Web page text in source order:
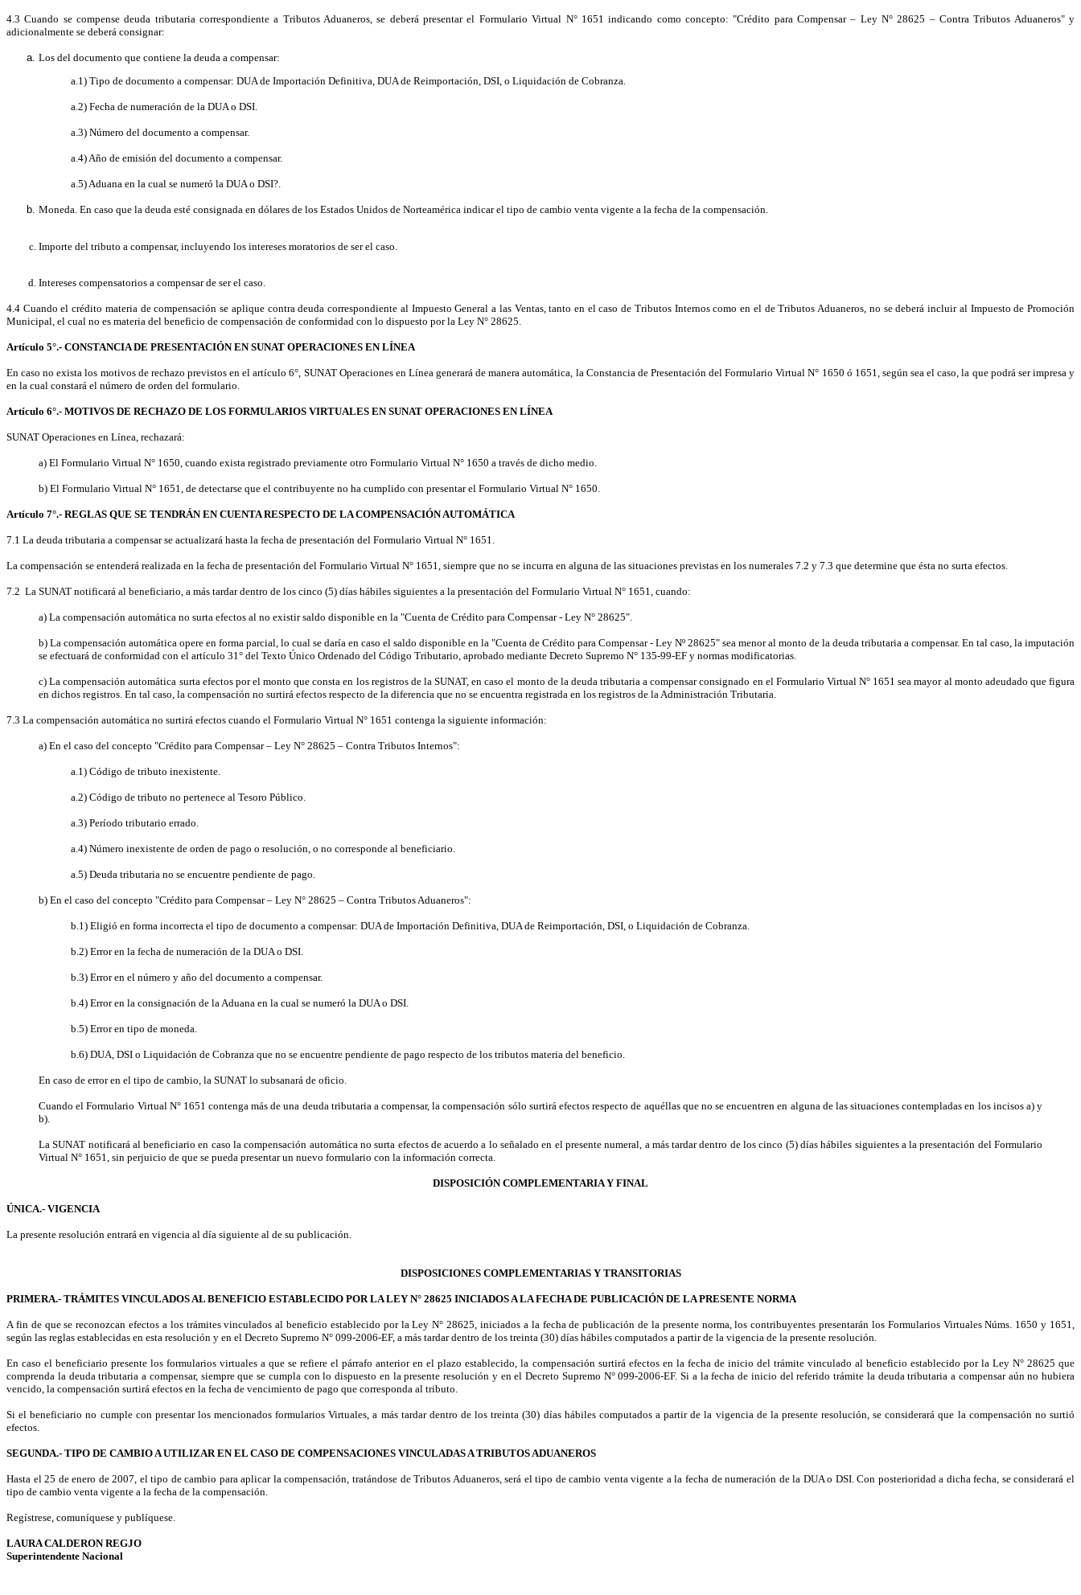
4.3 Cuando se compense deuda tributaria correspondiente a Tributos Aduaneros, se deberá presentar el Formulario Virtual N° 1651 indicando como concepto: "Crédito para Compensar – Ley N° 28625 – Contra Tributos Aduaneros" y
adicionalmente se deberá consignar:
Los del documento que contiene la deuda a compensar:
a.1) Tipo de documento a compensar: DUA de Importación Definitiva, DUA de Reimportación, DSI, o Liquidación de Cobranza.
a.2) Fecha de numeración de la DUA o DSI.
a.3) Número del documento a compensar.
a.4) Año de emisión del documento a compensar.
a.5) Aduana en la cual se numeró la DUA o DSI?.
Moneda. En caso que la deuda esté consignada en dólares de los Estados Unidos de Norteamérica indicar el tipo de cambio venta vigente a la fecha de la compensación.
Importe del tributo a compensar, incluyendo los intereses moratorios de ser el caso.
Intereses compensatorios a compensar de ser el caso.
4.4 Cuando el crédito materia de compensación se aplique contra deuda correspondiente al Impuesto General a las Ventas, tanto en el caso de Tributos Internos como en el de Tributos Aduaneros, no se deberá incluir al Impuesto de Promoción
Municipal, el cual no es materia del beneficio de compensación de conformidad con lo dispuesto por la Ley N° 28625.
Artículo 5°.- CONSTANCIA DE PRESENTACIÓN EN SUNAT OPERACIONES EN LÍNEA
En caso no exista los motivos de rechazo previstos en el artículo 6°, SUNAT Operaciones en Línea generará de manera automática, la Constancia de Presentación del Formulario Virtual N° 1650 ó 1651, según sea el caso, la que podrá ser impresa y
en la cual constará el número de orden del formulario.
Artículo 6°.- MOTIVOS DE RECHAZO DE LOS FORMULARIOS VIRTUALES EN SUNAT OPERACIONES EN LÍNEA
SUNAT Operaciones en Línea, rechazará:
a) El Formulario Virtual N° 1650, cuando exista registrado previamente otro Formulario Virtual N° 1650 a través de dicho medio.
b) El Formulario Virtual N° 1651, de detectarse que el contribuyente no ha cumplido con presentar el Formulario Virtual N° 1650.
Artículo 7°.- REGLAS QUE SE TENDRÁN EN CUENTA RESPECTO DE LA COMPENSACIÓN AUTOMÁTICA
7.1 La deuda tributaria a compensar se actualizará hasta la fecha de presentación del Formulario Virtual N° 1651.
La compensación se entenderá realizada en la fecha de presentación del Formulario Virtual N° 1651, siempre que no se incurra en alguna de las situaciones previstas en los numerales 7.2 y 7.3 que determine que ésta no surta efectos.
7.2 La SUNAT notificará al beneficiario, a más tardardentro de los cinco (5) días hábiles siguientes a la presentación del Formulario Virtual N° 1651, cuando:
a) La compensación automática no surta efectos al no existir saldo disponible en la "Cuenta de Crédito para Compensar - Ley N° 28625".
b) La compensación automática opere en forma parcial, lo cual se daría en caso el saldo disponible en la "Cuenta de Crédito para Compensar - Ley Nº 28625" sea menor al monto de la deuda tributaria a compensar. En tal caso, la imputación
se efectuará de conformidad con el artículo 31° del Texto Único Ordenado del Código Tributario, aprobado mediante Decreto Supremo N° 135-99-EF y normas modificatorias.
c) La compensación automática surta efectos por el monto que consta en los registros de la SUNAT, en caso el monto de la deuda tributaria a compensar consignado en el Formulario Virtual N° 1651 sea mayor al monto adeudado que figura
en dichos registros. En tal caso, la compensación no surtirá efectos respecto de la diferencia que no se encuentra registrada en los registros de la Administración Tributaria.
7.3 La compensación automática no surtirá efectos cuando el Formulario Virtual N° 1651 contenga la siguiente información:
a) En el caso del concepto "Crédito para Compensar – Ley N° 28625 – Contra Tributos Internos":
a.1) Código de tributo inexistente.
a.2) Código de tributo no pertenece al Tesoro Público.
a.3) Período tributario errado.
a.4) Número inexistente de orden de pago o resolución, o no corresponde al beneficiario.
a.5) Deuda tributaria no se encuentre pendiente de pago.
b) En el caso del concepto "Crédito para Compensar – Ley N° 28625 – Contra Tributos Aduaneros":
b.1) Eligió en forma incorrecta el tipo de documento a compensar: DUA de Importación Definitiva, DUA de Reimportación, DSI, o Liquidación de Cobranza.
b.2) Error en la fecha de numeración de la DUA o DSI.
b.3) Error en el número y año del documento a compensar.
b.4) Error en la consignación de la Aduana en la cual se numeró la DUA o DSI.
b.5) Error en tipo de moneda.
b.6) DUA, DSI o Liquidación de Cobranza que no se encuentre pendiente de pago respecto de los tributos materia del beneficio.
En caso de error en el tipo de cambio, la SUNAT lo subsanará de oficio.
Cuando el Formulario Virtual N° 1651 contenga más de una deuda tributaria a compensar, la compensación sólo surtirá efectos respecto de aquéllas que no se encuentren en alguna de las situaciones contempladas en los incisos a) y
b).
La SUNAT notificará al beneficiario en caso la compensación automática no surta efectos de acuerdo a lo señalado en el presente numeral, a más tardar dentro de los cinco (5) días hábiles siguientes a la presentación del Formulario
Virtual N° 1651, sin perjuicio de que se pueda presentar un nuevo formulario con la información correcta.
DISPOSICIÓN COMPLEMENTARIA Y FINAL
ÚNICA.- VIGENCIA
La presente resolución entrará en vigencia al día siguiente al de su publicación.
DISPOSICIONES COMPLEMENTARIAS Y TRANSITORIAS
PRIMERA.- TRÁMITES VINCULADOS AL BENEFICIO ESTABLECIDO POR LA LEY N° 28625 INICIADOS A LA FECHA DE PUBLICACIÓN DE LA PRESENTE NORMA
A fin de que se reconozcan efectos a los trámites vinculados al beneficio establecido por la Ley N° 28625, iniciados a la fecha de publicación de la presente norma, los contribuyentes presentarán los Formularios Virtuales Núms. 1650 y 1651,
según las reglas establecidas en esta resolución y en el Decreto Supremo N° 099-2006-EF, a más tardar dentro de los treinta (30) días hábiles computados a partir de la vigencia de la presente resolución.
En caso el beneficiario presente los formularios virtuales a que se refiere el párrafo anterior en el plazo establecido, la compensación surtirá efectos en la fecha de inicio del trámite vinculado al beneficio establecido por la Ley N° 28625 que
comprenda la deuda tributaria a compensar, siempre que se cumpla con lo dispuesto en la presente resolución y en el Decreto Supremo N° 099-2006-EF. Si a la fecha de inicio del referido trámite la deuda tributaria a compensar aún no hubiera
vencido, la compensación surtirá efectos en la fecha de vencimiento de pago que corresponda al tributo.
Si el beneficiario no cumple con presentar los mencionados formularios Virtuales, a más tardar dentro de los treinta (30) días hábiles computados a partir de la vigencia de la presente resolución, se considerará que la compensación no surtió
efectos.
SEGUNDA.- TIPO DE CAMBIO A UTILIZAR EN EL CASO DE COMPENSACIONES VINCULADAS A TRIBUTOS ADUANEROS
Hasta el 25 de enero de 2007, el tipo de cambio para aplicar la compensación, tratándose de Tributos Aduaneros, será el tipo de cambio venta vigente a la fecha de numeración de la DUA o DSI. Con posterioridad a dicha fecha, se considerará el
tipo de cambio venta vigente a la fecha de la compensación.
Regístrese, comuníquese y publíquese.
LAURA CALDERON REGJO
Superintendente Nacional